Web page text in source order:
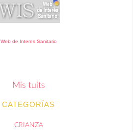
Web de Interes Sanitario
Mis tuits
CATEGORÍAS
CRIANZA